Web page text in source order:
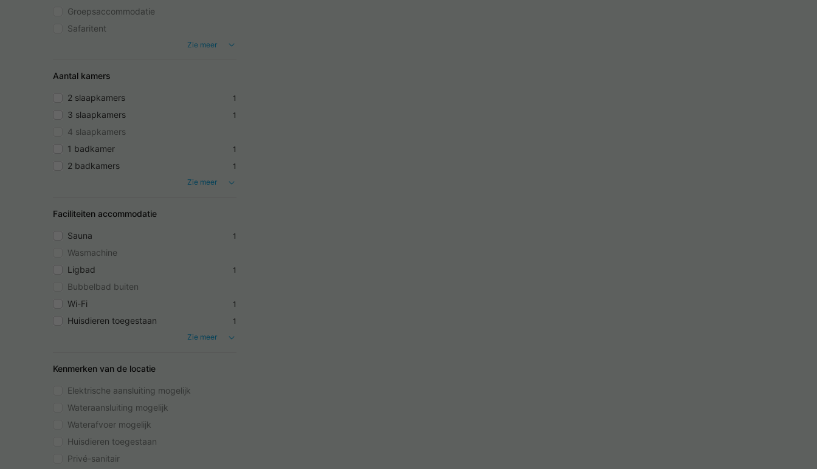
Groepsaccommodatie
Safaritent
Zie meer
Aantal kamers
2 slaapkamers 1
3 slaapkamers 1
4 slaapkamers
1 badkamer
1
2 badkamers
1
Zie meer
Faciliteiten accommodatie
Sauna 1
Wasmachine
Ligbad
1
Bubbelbad buiten
Wi-Fi
1
Huisdieren toegestaan
1
Zie meer
Kenmerken van de locatie
Elektrische aansluiting mogelijk
Wateraansluiting mogelijk
Waterafvoer mogelijk
Huisdieren toegestaan
Privé-sanitair